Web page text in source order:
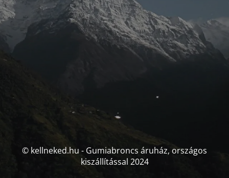
© kellneked.hu - Gumiabroncs áruház, országos
kiszállítással 2024